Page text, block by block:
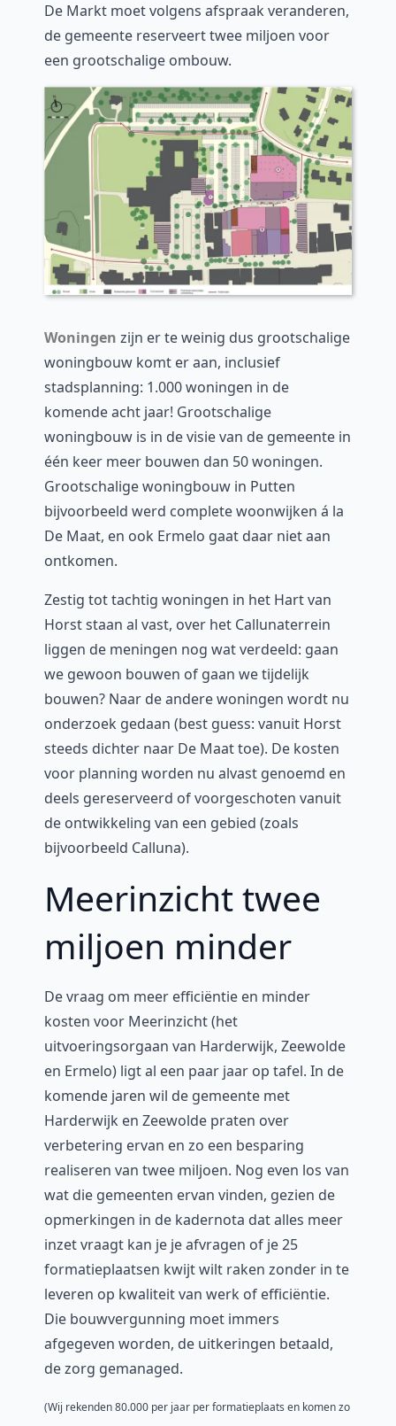
De Markt moet volgens afspraak veranderen,
de gemeente reserveert twee miljoen voor
een grootschalige ombouw.
Woningen zijn er te weinig dus grootschalige
woningbouw komt er aan, inclusief
stadsplanning: 1.000 woningen in de
komende acht jaar! Grootschalige
woningbouw is in de visie van de gemeente in
één keer meer bouwen dan 50 woningen.
Grootschalige woningbouw in Putten
bijvoorbeeld werd complete woonwijken á la
De Maat, en ook Ermelo gaat daar niet aan
ontkomen.
Zestig tot tachtig woningen in het Hart van
Horst staan al vast, over het Callunaterrein
liggen de meningen nog wat verdeeld: gaan
we gewoon bouwen of gaan we tijdelijk
bouwen? Naar de andere woningen wordt nu
onderzoek gedaan (best guess: vanuit Horst
steeds dichter naar De Maat toe). De kosten
voor planning worden nu alvast genoemd en
deels gereserveerd of voorgeschoten vanuit
de ontwikkeling van een gebied (zoals
bijvoorbeeld Calluna).
Meerinzicht twee
miljoen minder
De vraag om meer efficiëntie en minder
kosten voor Meerinzicht (het
uitvoeringsorgaan van Harderwijk, Zeewolde
en Ermelo) ligt al een paar jaar op tafel. In de
komende jaren wil de gemeente met
Harderwijk en Zeewolde praten over
verbetering ervan en zo een besparing
realiseren van twee miljoen. Nog even los van
wat die gemeenten ervan vinden, gezien de
opmerkingen in de kadernota dat alles meer
inzet vraagt kan je je afvragen of je 25
formatieplaatsen kwijt wilt raken zonder in te
leveren op kwaliteit van werk of efficiëntie.
Die bouwvergunning moet immers
afgegeven worden, de uitkeringen betaald,
de zorg gemanaged.
(Wij rekenden 80.000 per jaar per formatieplaats en komen zo